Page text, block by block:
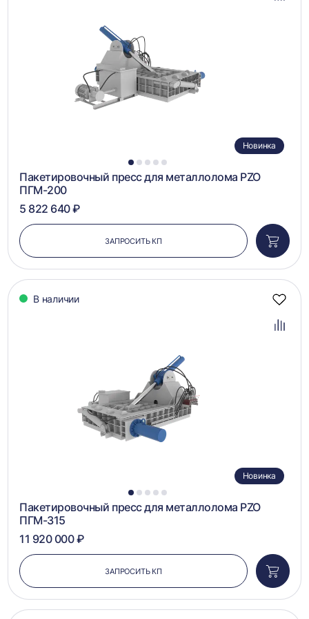
1 2 3 4 5
Новинка
Пакетировочный пресс для металлолома PZO
ПГМ-200
5 822 640 ₽
ЗАПРОСИТЬ КП
в
В наличии
1 2 3 4 5
Новинка
Пакетировочный пресс для металлолома PZO
ПГМ-315
11 920 000 ₽
ЗАПРОСИТЬ КП
в